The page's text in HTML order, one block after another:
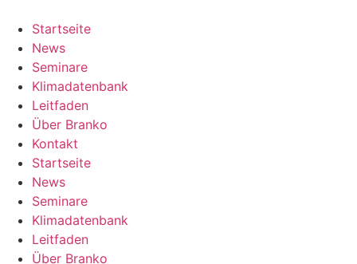
Inhalt
springen
Startseite
News
Seminare
Klimadatenbank
Leitfaden
Über Branko
Kontakt
Startseite
News
Seminare
Klimadatenbank
Leitfaden
Über Branko